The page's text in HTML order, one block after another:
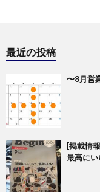
最近の投稿
〜8月営
[掲載情
最高にい